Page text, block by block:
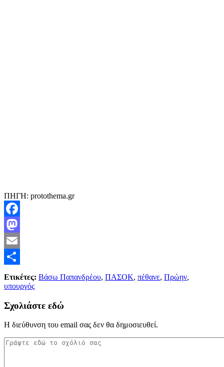
ΠΗΓΗ: protothema.gr
Facebook
Mastodon
Email
Μοιραστείτε
Ετικέτες: Βάσω Παπανδρέου, ΠΑΣΟΚ, πέθανε, Πρώην,
υπουργός
Σχολιάστε εδώ
Η διεύθυνση του email σας δεν θα δημοσιευθεί.